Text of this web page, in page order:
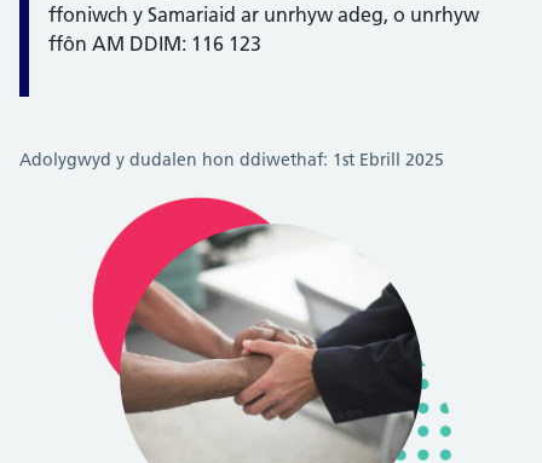
ffoniwch y Samariaid ar unrhyw adeg, o unrhyw
ffôn AM DDIM: 116 123
Adolygwyd y dudalen hon ddiwethaf: 1st Ebrill 2025